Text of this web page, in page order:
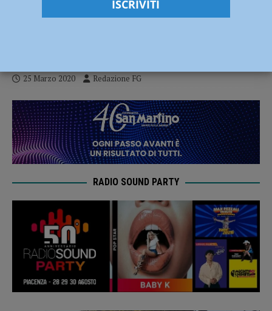
Coronavirus, stop a cantieri e
25 Marzo 2020 Redazione FG
RADIO SOUND PARTY